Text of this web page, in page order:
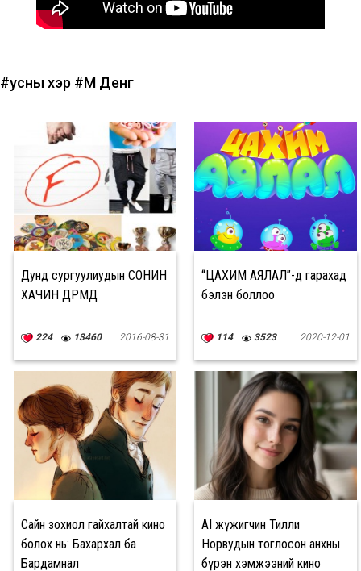
#усны үхэр #Мүү Денг
Дунд сургуулиудын СОНИН
ХАЧИН ДҮРМҮҮД
224 13460 2016-08-31
“ЦАХИМ АЯЛАЛ”-д гарахад
бэлэн боллоо
114 3523 2020-12-01
Сайн зохиол гайхалтай кино
болох нь: Бахархал ба
Бардамнал
AI жүжигчин Тилли
Норвудын тоглосон анхны
бүрэн хэмжээний кино